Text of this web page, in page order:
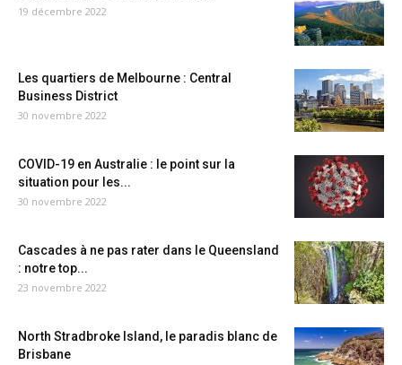
19 décembre 2022
Les quartiers de Melbourne : Central
Business District
30 novembre 2022
COVID-19 en Australie : le point sur la
situation pour les...
30 novembre 2022
Cascades à ne pas rater dans le Queensland
: notre top...
23 novembre 2022
North Stradbroke Island, le paradis blanc de
Brisbane